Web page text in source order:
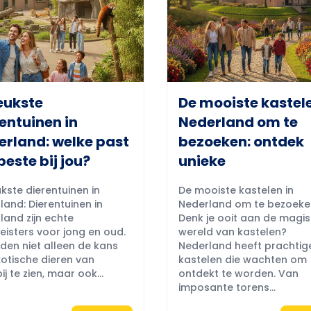
in
welke past
bij jou?
dierentuinen in
Dierentuinen in
zijn echte
voor jong en oud.
niet alleen de kans
dieren van
te zien, maar ook...
De mooiste
Nederland om te
bezoeken: ontdek
unieke
De mooiste kastelen in
Nederland om te
Denk je ooit aan de
wereld van kastelen?
Nederland heeft
kastelen die wachten om
ontdekt te worden. Van
imposante torens...